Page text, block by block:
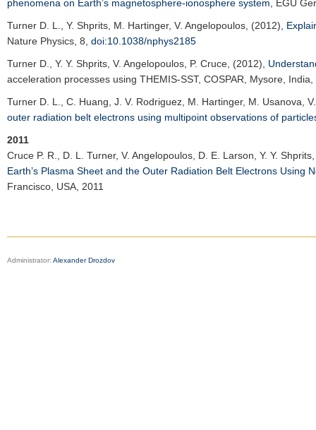
phenomena on Earth’s magnetosphere-ionosphere system
EGU
Turner D. L.
, Y. Shprits, M. Hartinger, V. Angelopoulos, (2012),
Nature Physics , 8, doi:10.1038/nphys2185
Turner D.
, Y. Y. Shprits, V. Angelopoulos, P. Cruce, (2012),
acceleration processes using THEMIS-SST, COSPAR, Mysore, India,
Turner D. L.
, C. Huang, J. V. Rodriguez, M. Hartinger, M. Usanova,
outer radiation belt electrons using multipoint observations of
2011
Cruce P. R.
, D. L. Turner, V. Angelopoulos, D. E. Larson, Y. Y.
Earth’s Plasma Sheet and the Outer Radiation Belt Electrons Using
Francisco, USA, 2011
Administrator: Alexander Drozdov